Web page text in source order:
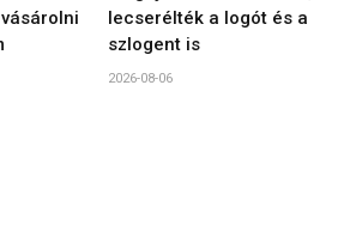
lecserélték a logót és a
szlogent is
2026-08-06